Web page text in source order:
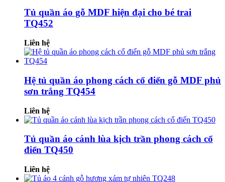
Tủ quần áo gỗ MDF hiện đại cho bé trai
TQ452
Liên hệ
Hệ tủ quần áo phong cách cổ điển gỗ MDF phủ
sơn trắng TQ454
Liên hệ
Tủ quần áo cánh lùa kịch trần phong cách cổ
điển TQ450
Liên hệ